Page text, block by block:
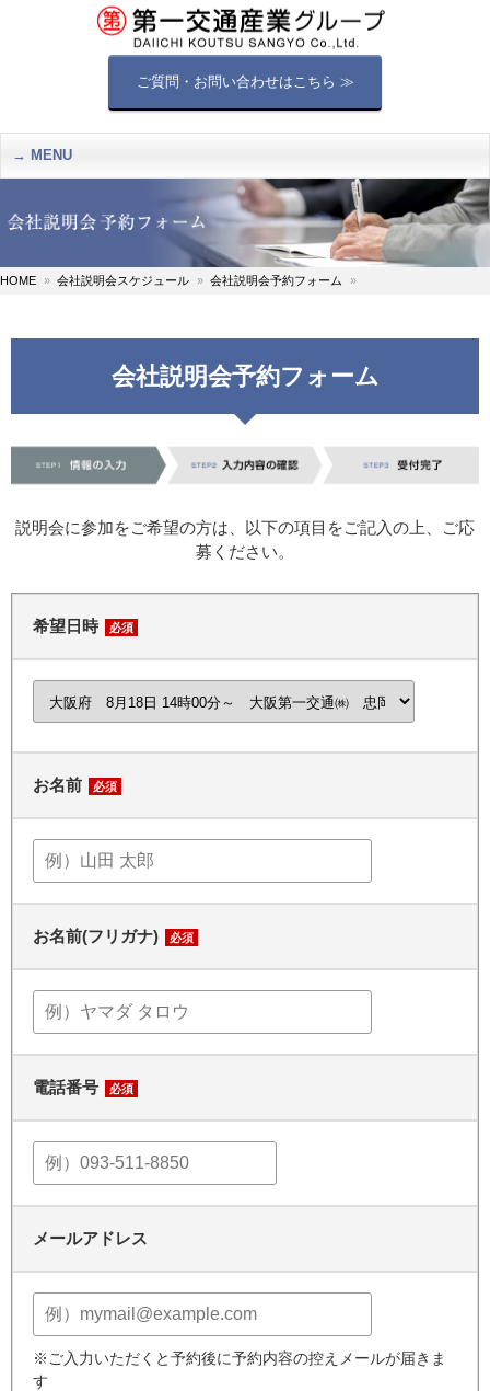
ご質問・お問い合わせはこちら ≫
MENU
HOME 会社説明会スケジュール 会社説明会予約フォーム
会社説明会予約フォーム
説明会に参加をご希望の方は、以下の項目をご記入の上、ご応
募ください。
希望日時 必須
お名前 必須
お名前(フリガナ) 必須
電話番号 必須
メールアドレス
※ご入力いただくと予約後に予約内容の控えメールが届きま
す